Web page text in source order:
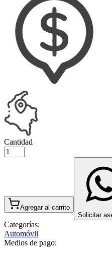
Cantidad
Agregar al carrito
Solicitar
Categorías:
Automóvil
Medios de pago: